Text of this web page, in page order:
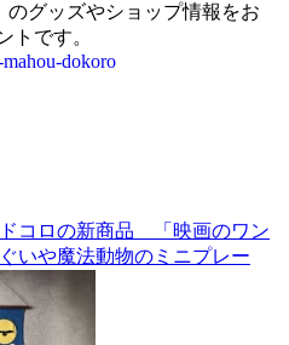
のグッズやショップ情報をお
トです。
dokoro
コロの新商品 「映画のワン
いや魔法動物のミニプレー